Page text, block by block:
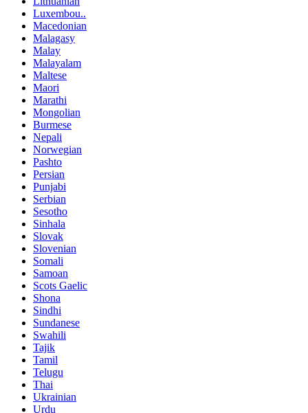
Luxembou..
Macedonian
Malagasy
Malay
Malayalam
Maltese
Maori
Marathi
Mongolian
Burmese
Nepali
Norwegian
Pashto
Persian
Punjabi
Serbian
Sesotho
Sinhala
Slovak
Slovenian
Somali
Samoan
Scots Gaelic
Shona
Sindhi
Sundanese
Swahili
Tajik
Tamil
Telugu
Thai
Ukrainian
Urdu